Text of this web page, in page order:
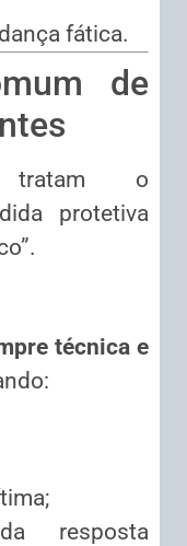
fática.
de
tratam o
protetiva
técnica e
resposta